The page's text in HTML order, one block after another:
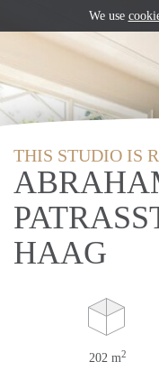
THIS STUDIO IS
HAAG
202 m2
We use